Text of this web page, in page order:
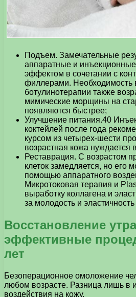
Подъем. Замечательные
аппаратные и
эффектом в сочетании с
филлерами. Необходимость
ботулинотерапии также
мимические морщины на
появляются быстрее;
Улучшение питания.40
коктейлей после года
курсом из четырех-шести
возрастная кожа нуждается
Реставрация. С возрастом
клеток замедляется, но его
помощью аппаратного
Микротоковая терапия и
выработку коллагена и
за молодость и
Восстановление
эффективные
лет
Безоперационное омоложение
любом возрасте. Разница лишь в
воздействия на кожу.